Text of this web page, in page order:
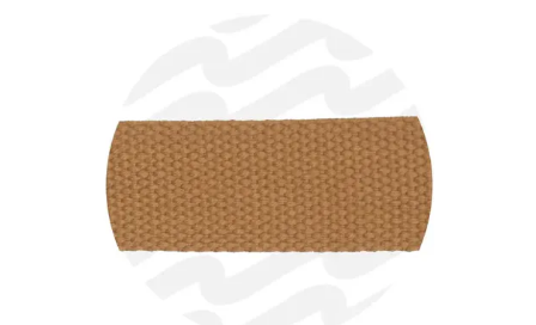
Workshops
Tips & tricks
Cadeaubon